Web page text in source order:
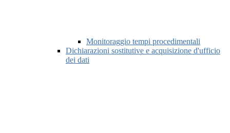
Monitoraggio tempi procedimentali
Dichiarazioni sostitutive e acquisizione d'ufficio
dei dati